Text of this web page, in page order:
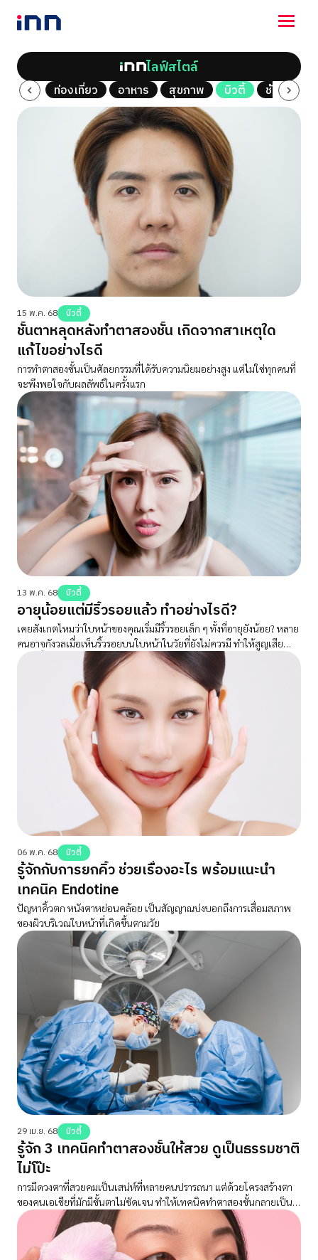
NEWS
ENTERTAINMENT
LIFESTYLE
HOROSCOPE
ร่วมด้วยช่วยกัน
ไลฟ์สไตล์
Vlog ท่องเที่ยว อาหาร สุขภาพ บิวตี้ ช้อปปิ้ง
15 พ.ค. 68 บิวตี้
ชั้นตาหลุดหลังทำตาสองชั้น เกิดจากสาเหตุใด
แก้ไขอย่างไรดี
การทำตาสองชั้นเป็นศัลยกรรมที่ได้รับความนิยมอย่างสูง แต่ไม่ใช่ทุกคนที่
จะพึงพอใจกับผลลัพธ์ในครั้งแรก
13 พ.ค. 68 บิวตี้
อายุน้อยแต่มีริ้วรอยแล้ว ทำอย่างไรดี?
เคยสังเกตไหมว่าใบหน้าของคุณเริ่มมีริ้วรอยเล็ก ๆ ทั้งที่อายุยังน้อย? หลาย
คนอาจกังวลเมื่อเห็นริ้วรอยบนใบหน้าในวัยที่ยังไม่ควรมี ทำให้สูญเสีย
06 พ.ค. 68 บิวตี้
รู้จักกับการยกคิ้ว ช่วยเรื่องอะไร พร้อมแนะนำ
เทคนิค Endotine
ปัญหาคิ้วตก หนังตาหย่อนคล้อย เป็นสัญญาณบ่งบอกถึงการเสื่อมสภาพ
ของผิวบริเวณใบหน้าที่เกิดขึ้นตามวัย
29 เม.ย. 68 บิวตี้
รู้จัก 3 เทคนิคทำตาสองชั้นให้สวย ดูเป็นธรรมชาติ
ไม่โป๊ะ
การมีดวงตาที่สวยคมเป็นเสน่ห์ที่หลายคนปรารถนา แต่ด้วยโครงสร้างตา
ของคนเอเชียที่มักมีชั้นตาไม่ชัดเจน ทำให้เทคนิคทำตาสองชั้นกลายเป็น
ทางเลือกยอดนิยม